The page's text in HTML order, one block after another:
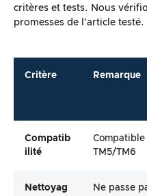
critères et tests. Nous
promesses de l’article testé.
Critère Remarque
Compatib
Ilité
Compatible
TM5/TM6
Nettoyag
Ne passe